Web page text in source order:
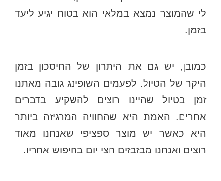
לי שהמוצר נמצא במלאי הוא בטוח יגיע ליעד
בזמן.
כמובן, יש גם את היתרון של החיסכון בזמן
היקר של הטיול. לפעמים השופינג גובה מאתנו
זמן בטיול שהיינו רוצים להשקיע בדברים
אחרים. האמת היא שהחוויה המרגיזה ביותר
היא כאשר יש מוצר ספציפי שאנחנו מאוד
רוצים ואנחנו מבזבזים חצי יום בחיפוש אחריו.